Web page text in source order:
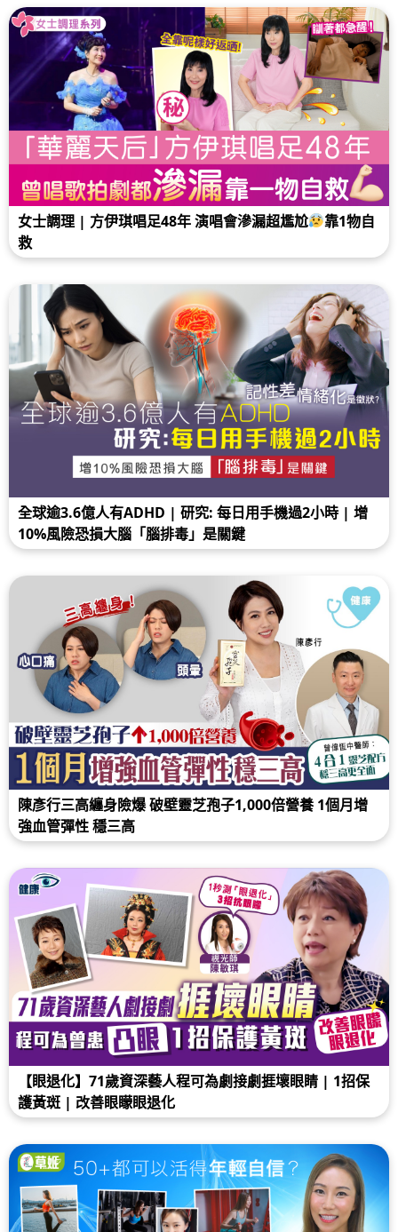
女士調理 | 方伊琪唱足48年 演唱會滲漏超尷尬
靠1物自
救
全球逾3.6億人有ADHD | 研究: 每日用手機過2小時 | 增
10%風險恐損大腦「腦排毒」是關鍵
陳彥行三高纏身險爆 破壁靈芝孢子1,000倍營養 1個月增
強血管彈性 穩三高
【眼退化】71歲資深藝人程可為劇接劇捱壞眼睛 | 1招保
護黃斑 | 改善眼矇眼退化